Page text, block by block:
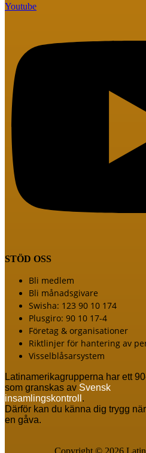
Youtube
STÖD OSS
Meny
Bli medlem
Bli månadsgivare
Swisha: 123 90 10 174
Plusgiro: 90 10 17-4
Företag & organisationer
Riktlinjer för hantering av
Visselblåsarsystem
Latinamerikagrupperna har ett
som granskas av Svensk
insamlingskontroll .
Därför kan du känna dig trygg
en gåva.
Copyright © 2026